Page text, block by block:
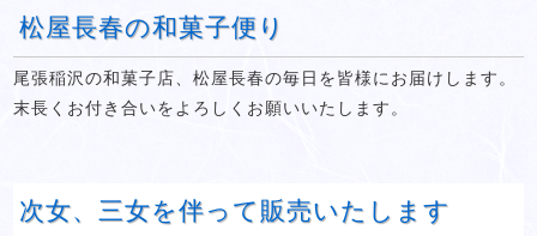
松屋長春の和菓子便り
尾張稲沢の和菓子店、松屋長春の毎日を皆様にお届けします。
末長くお付き合いをよろしくお願いいたします。
次女、三女を伴って販売いたします